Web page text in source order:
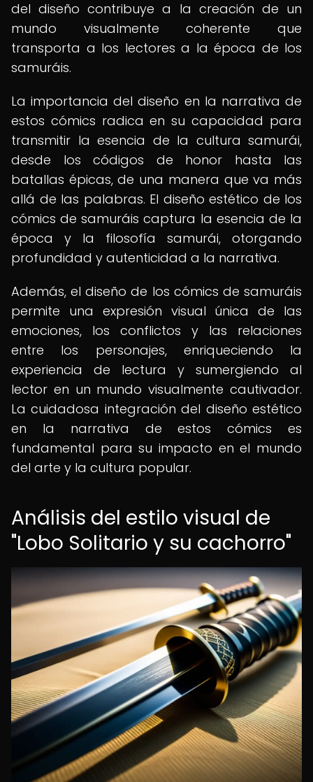
del diseño contribuye a la creación de un
mundo visualmente coherente que
transporta a los lectores a la época de los
samuráis.
La importancia del diseño en la narrativa de
estos cómics radica en su capacidad para
transmitir la esencia de la cultura samurái,
desde los códigos de honor hasta las
batallas épicas, de una manera que va más
allá de las palabras. El diseño estético de los
cómics de samuráis captura la esencia de la
época y la filosofía samurái, otorgando
profundidad y autenticidad a la narrativa.
Además, el diseño de los cómics de samuráis
permite una expresión visual única de las
emociones, los conflictos y las relaciones
entre los personajes, enriqueciendo la
experiencia de lectura y sumergiendo al
lector en un mundo visualmente cautivador.
La cuidadosa integración del diseño estético
en la narrativa de estos cómics es
fundamental para su impacto en el mundo
del arte y la cultura popular.
Análisis del estilo visual de
"Lobo Solitario y su cachorro"